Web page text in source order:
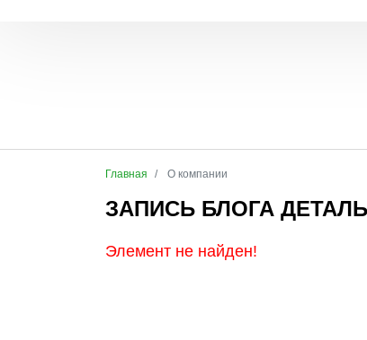
Главная О компании
ЗАПИСЬ БЛОГА
Элемент не найден!